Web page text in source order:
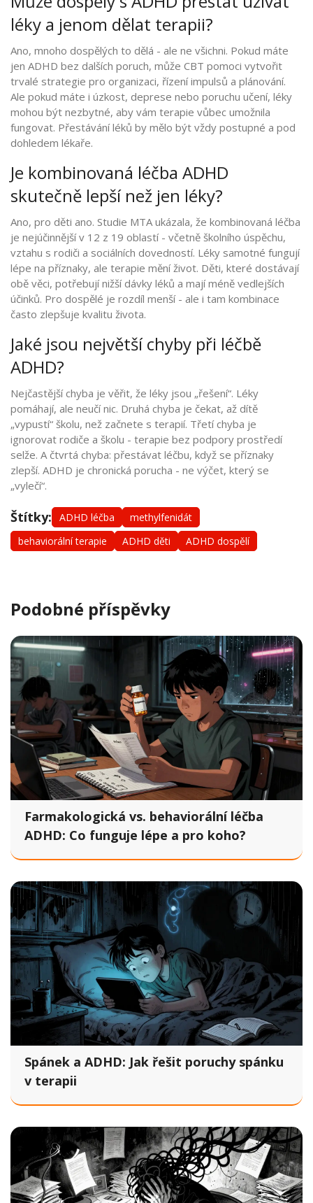
léky a jenom dělat terapii?
Ano, mnoho dospělých to dělá - ale ne všichni. Pokud máte
jen ADHD bez dalších poruch, může CBT pomoci vytvořit
trvalé strategie pro organizaci, řízení impulsů a plánování.
Ale pokud máte i úzkost, deprese nebo poruchu učení, léky
mohou být nezbytné, aby vám terapie vůbec umožnila
fungovat. Přestávání léků by mělo být vždy postupné a pod
dohledem lékaře.
Je kombinovaná léčba ADHD
skutečně lepší než jen léky?
Ano, pro děti ano. Studie MTA ukázala, že kombinovaná léčba
je nejúčinnější v 12 z 19 oblastí - včetně školního úspěchu,
vztahu s rodiči a sociálních dovedností. Léky samotné fungují
lépe na příznaky, ale terapie mění život. Děti, které dostávají
obě věci, potřebují nižší dávky léků a mají méně vedlejších
účinků. Pro dospělé je rozdíl menší - ale i tam kombinace
často zlepšuje kvalitu života.
Jaké jsou největší chyby při léčbě
ADHD?
Nejčastější chyba je věřit, že léky jsou „řešení“. Léky
pomáhají, ale neučí nic. Druhá chyba je čekat, až dítě
„vypustí“ školu, než začnete s terapií. Třetí chyba je
ignorovat rodiče a školu - terapie bez podpory prostředí
selže. A čtvrtá chyba: přestávat léčbu, když se příznaky
zlepší. ADHD je chronická porucha - ne výčet, který se
„vylečí“.
Štítky: ADHD léčba
methylfenidát
behaviorální terapie
ADHD děti ADHD dospělí
Podobné příspěvky
Farmakologická vs. behaviorální léčba
ADHD: Co funguje lépe a pro koho?
Spánek a ADHD: Jak řešit poruchy spánku
v terapii